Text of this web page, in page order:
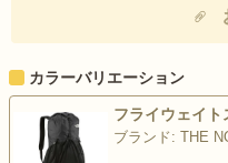
カラーバリエーション
フライウェイ
ブランド: THE